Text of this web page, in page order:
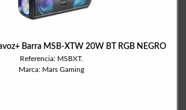
Barra MSB-XTW 20W BT RGB NEGRO
Referencia: MSBXT.
Marca: Mars Gaming